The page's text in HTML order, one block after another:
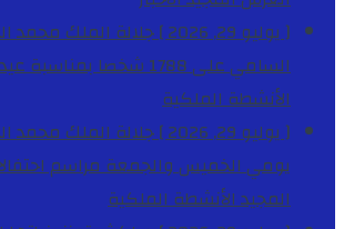
[ يوليو 29, 2026 ]
جلالة الملك
السامي على 1788 شخصا بمناسبة عيد العرش المجيد
الأنشطة الملكية
[ يوليو 29, 2026 ]
جلالة الملك محمد
يومي الخميس والجمعة مراسم
المجيدالأنشطة الملكية